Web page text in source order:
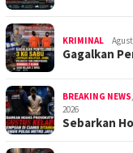
KRIMINAL
Gagalkan
BREAKING NEWS
2026
Sebarkan